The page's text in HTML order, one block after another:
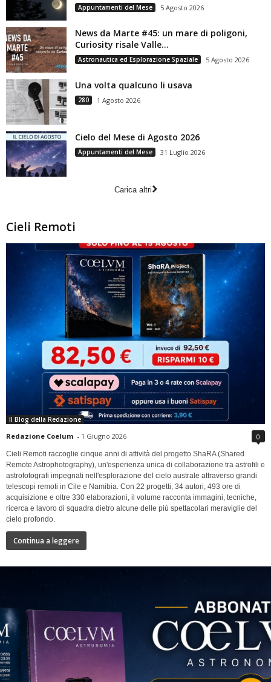
Appuntamenti del Mese 5 Agosto 2026
News da Marte #45: un mare di poligoni,
Curiosity risale Valle...
Astronautica ed Esplorazione Spaziale 5 Agosto 2026
Una volta qualcuno li usava
280 1 Agosto 2026
Cielo del Mese di Agosto 2026
Appuntamenti del Mese 31 Luglio 2026
Carica altri
Cieli Remoti
Il Blog della Redazione
Redazione Coelum - 1 Giugno 2026 0
Cieli Remoti raccoglie cinque anni di attività del progetto ShaRA (Shared
Remote Astrophotography), un'esperienza unica di collaborazione tra astrofili e
astrofotografi impegnati nell'esplorazione del cielo australe attraverso grandi
telescopi remoti in Cile e Namibia. Con 22 progetti, 34 autori, 493 ore di
acquisizione e oltre 330 elaborazioni, il volume racconta immagini, tecniche,
ricerca e lavoro di squadra dietro alcune delle più spettacolari meraviglie del
cielo profondo.
Continua a leggere